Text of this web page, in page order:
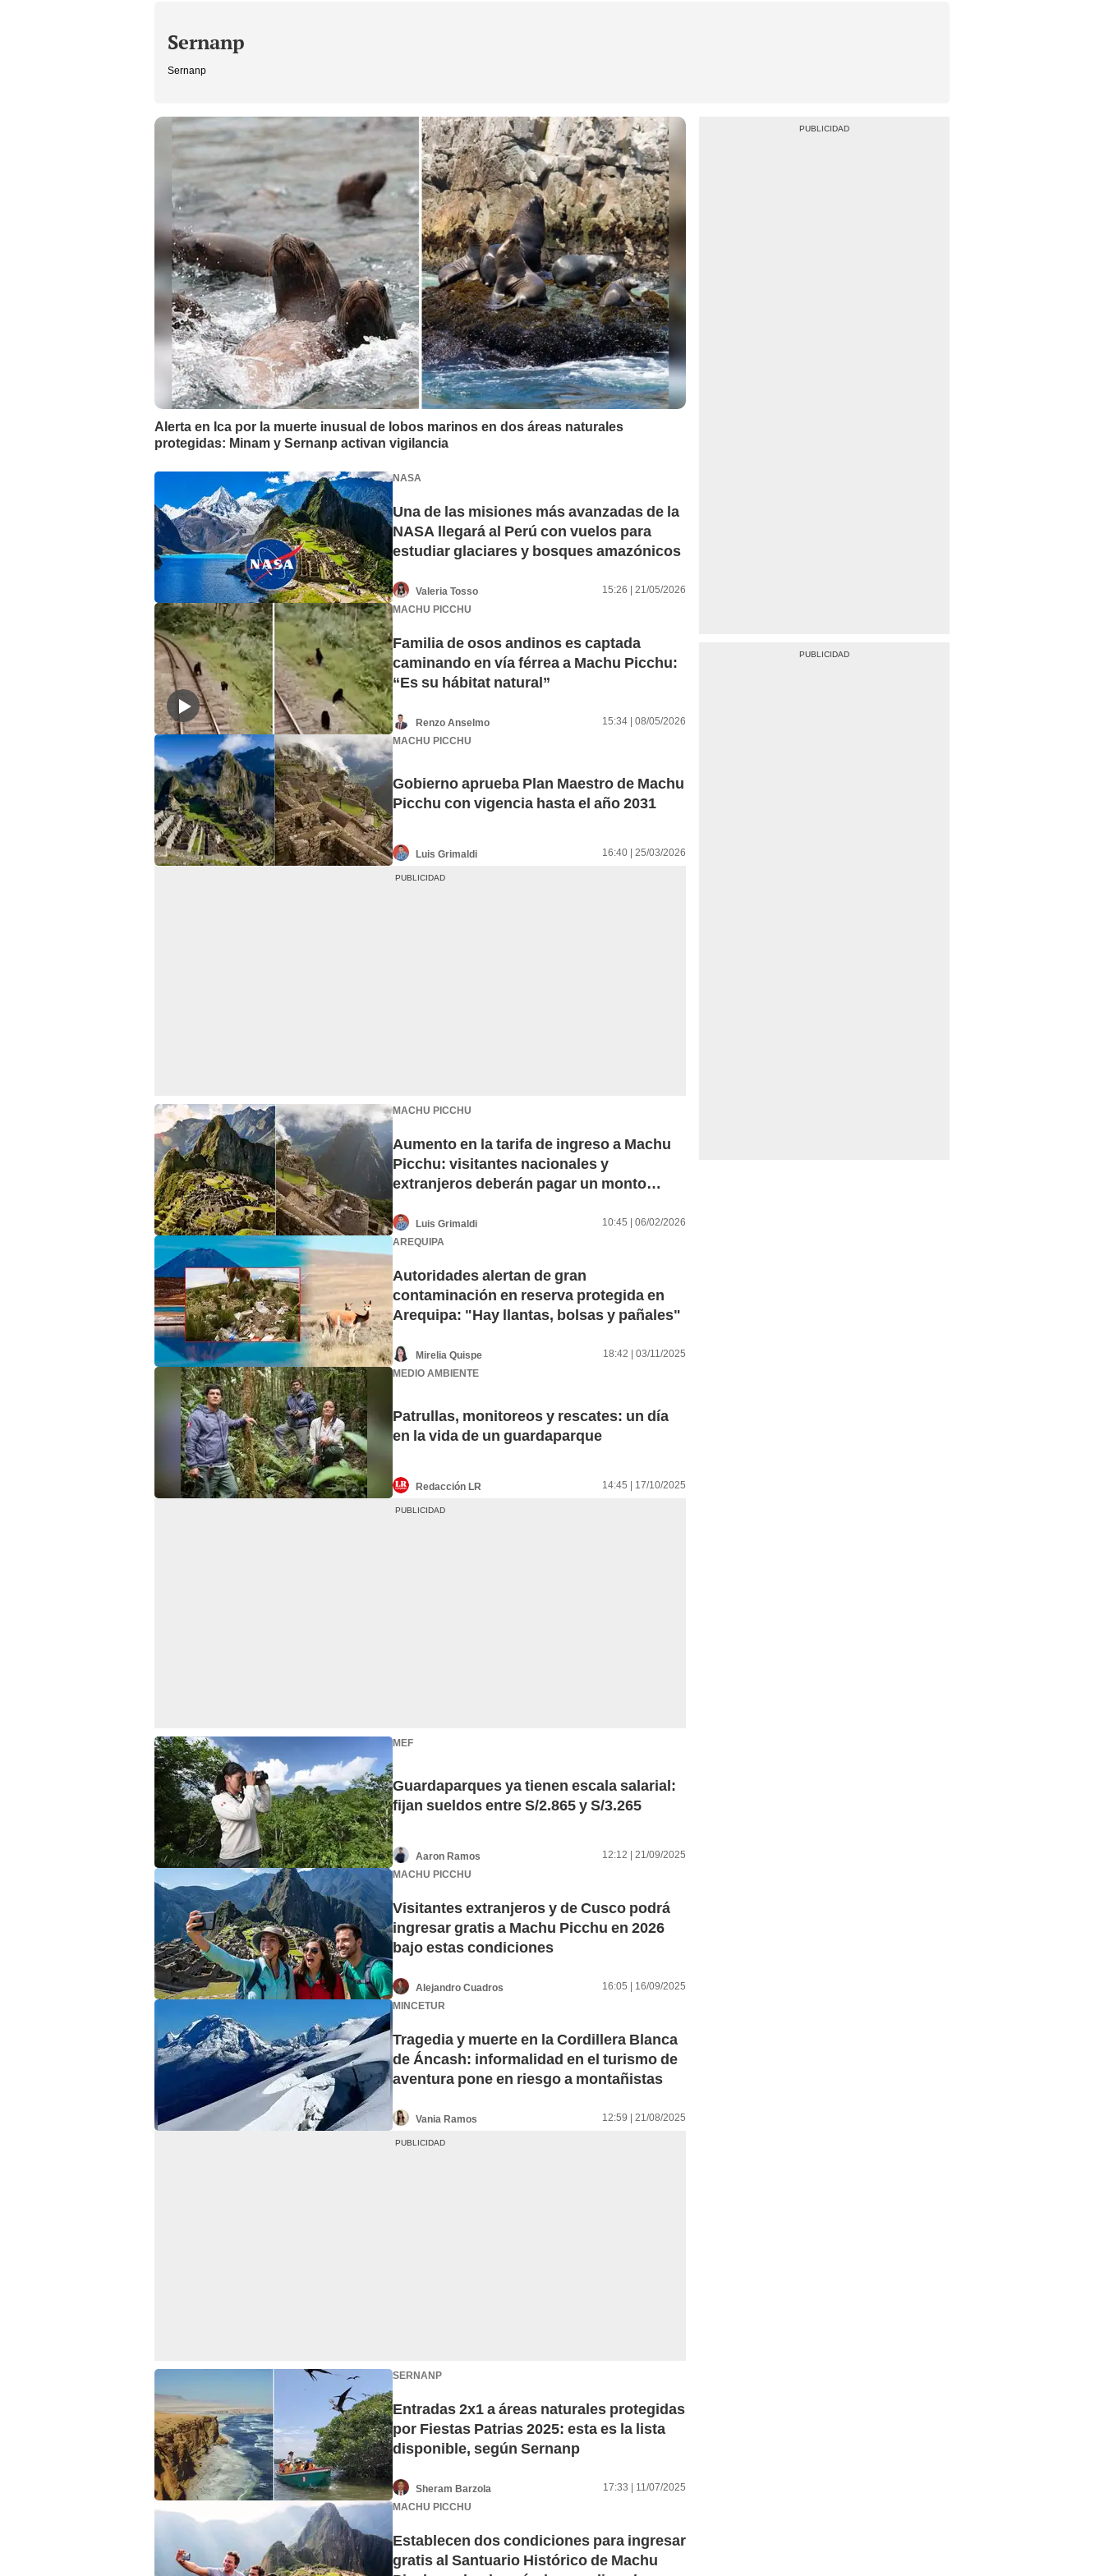
Sernanp
Sernanp
Alerta en Ica por la muerte inusual de lobos marinos en dos áreas naturales
protegidas: Minam y Sernanp activan vigilancia
NASA
Una de las misiones más avanzadas de la
NASA llegará al Perú con vuelos para
estudiar glaciares y bosques amazónicos
Valeria Tosso
15:26 | 21/05/2026
MACHU PICCHU
Familia de osos andinos es captada
caminando en vía férrea a Machu Picchu:
“Es su hábitat natural”
Renzo Anselmo
15:34 | 08/05/2026
MACHU PICCHU
Gobierno aprueba Plan Maestro de Machu
Picchu con vigencia hasta el año 2031
Luis Grimaldi 16:40 | 25/03/2026
MACHU PICCHU
Aumento en la tarifa de ingreso a Machu
Picchu: visitantes nacionales y
extranjeros deberán pagar un monto
Luis Grimaldi
10:45 | 06/02/2026
AREQUIPA
Autoridades alertan de gran
contaminación en reserva protegida en
Arequipa: "Hay llantas, bolsas y pañales"
Mirelia Quispe
18:42 | 03/11/2025
MEDIO AMBIENTE
Patrullas, monitoreos y rescates: un día
en la vida de un guardaparque
Redacción LR 14:45 | 17/10/2025
MEF
Guardaparques ya tienen escala salarial:
fijan sueldos entre S/2.865 y S/3.265
Aaron Ramos
12:12 | 21/09/2025
MACHU PICCHU
Visitantes extranjeros y de Cusco podrá
ingresar gratis a Machu Picchu en 2026
bajo estas condiciones
Alejandro Cuadros
16:05 | 16/09/2025
MINCETUR
Tragedia y muerte en la Cordillera Blanca
de Áncash: informalidad en el turismo de
aventura pone en riesgo a montañistas
Vania Ramos 12:59 | 21/08/2025
SERNANP
Entradas 2x1 a áreas naturales protegidas
por Fiestas Patrias 2025: esta es la lista
disponible, según Sernanp
Sheram Barzola
17:33 | 11/07/2025
MACHU PICCHU
Establecen dos condiciones para ingresar
gratis al Santuario Histórico de Machu